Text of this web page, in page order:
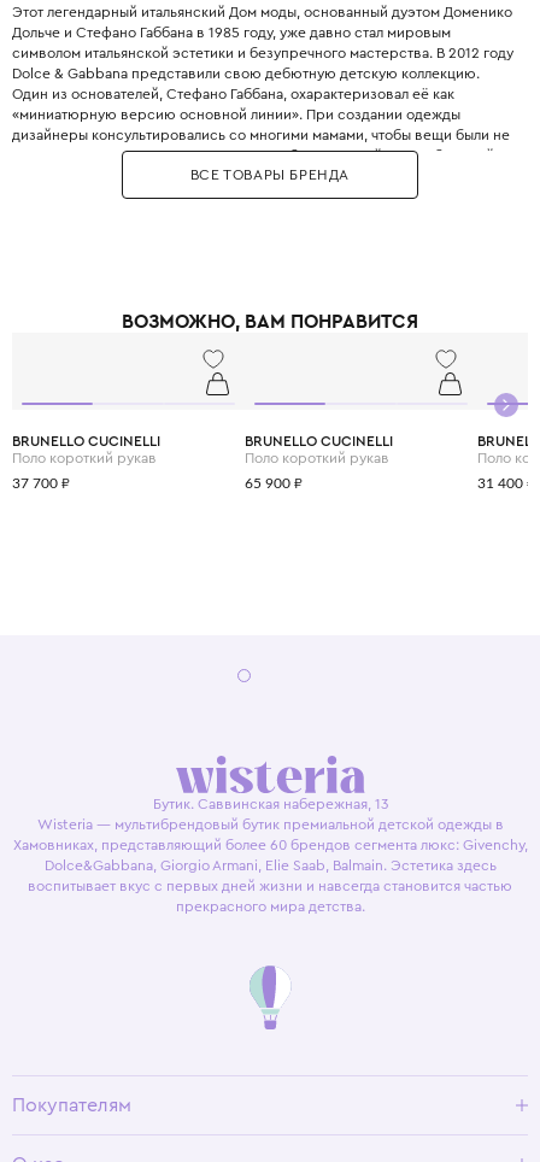
Этот легендарный итальянский Дом моды, основанный дуэтом Доменико
Дольче и Стефано Габбана в 1985 году, уже давно стал мировым
символом итальянской эстетики и безупречного мастерства. В 2012 году
Dolce & Gabbana представили свою дебютную детскую коллекцию.
Один из основателей, Стефано Габбана, охарактеризовал её как
«миниатюрную версию основной линии». При создании одежды
дизайнеры консультировались со многими мамами, чтобы вещи были не
только стильными, но и максимально удобными. Дизайнеры с большой
любовью и вниманием перенесли в детский гардероб все коды
взрослой моды: яркие цветочные принты, благородное кружево,
а главное - сделать его детство по-настоящему незабываемым и
ВСЕ ТОВАРЫ БРЕНДА
ВОЗМОЖНО, ВАМ ПОНРАВИТСЯ
BRUNELLO CUCINELLI
Поло короткий рукав
37 700 ₽
BRUNELLO CUCINELLI
Поло короткий рукав
65 900 ₽
Поло
31 400 ₽
Бутик. Саввинская набережная, 13
Wisteria — мультибрендовый бутик премиальной детской одежды в
Хамовниках, представляющий более 60 брендов сегмента люкс: Givenchy,
Dolce&Gabbana, Giorgio Armani, Elie Saab, Balmain. Эстетика здесь
воспитывает вкус с первых дней жизни и навсегда становится частью
прекрасного мира детства.
Покупателям